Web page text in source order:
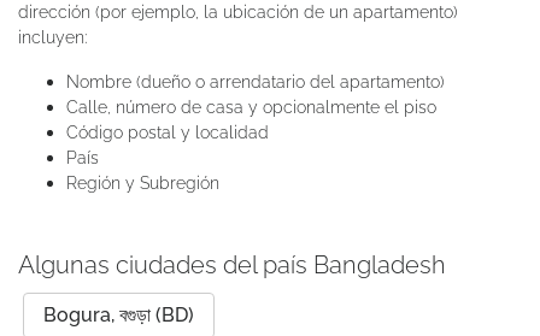
dirección (por ejemplo, la ubicación de un apartamento)
incluyen:
Nombre (dueño o arrendatario del apartamento)
Calle, número de casa y opcionalmente el piso
Código postal y localidad
País
Región y Subregión
Algunas ciudades del país Bangladesh
Bogura, বগুড়া (BD)